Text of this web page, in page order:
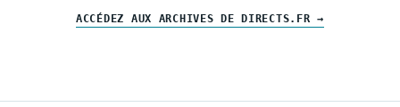
ACCÉDEZ AUX ARCHIVES DE DIRECTS.FR →